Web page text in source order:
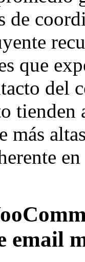
que
del
tienden
más
email